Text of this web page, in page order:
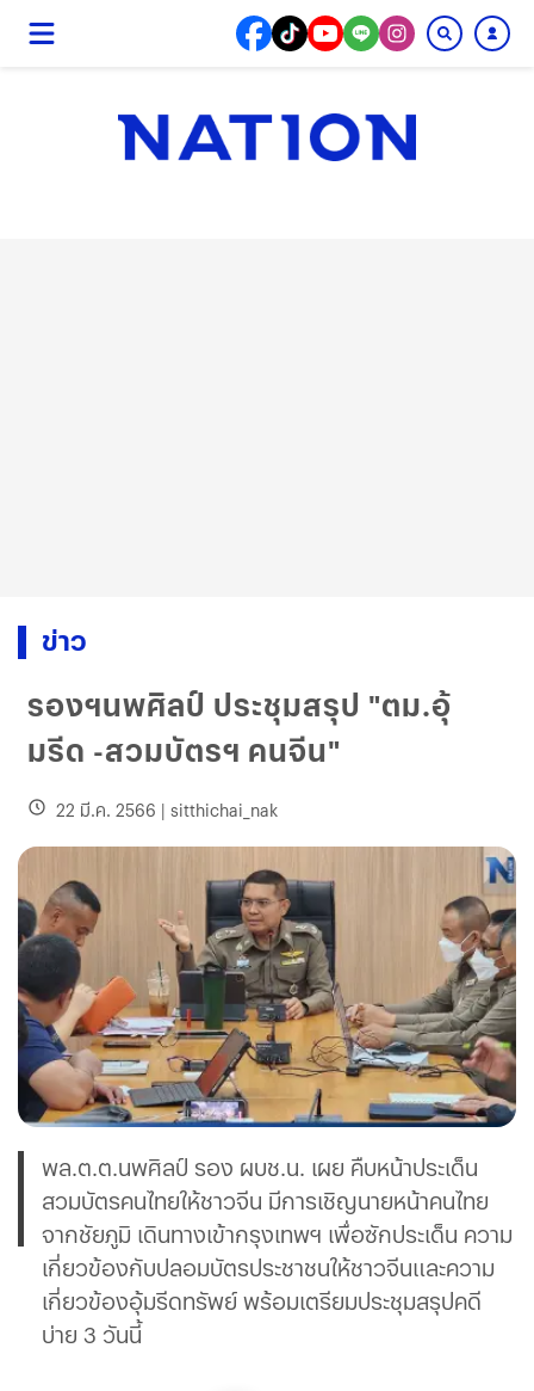
ข่าว
รองฯนพศิลป์ ประชุมสรุป "ตม.อุ้
มรีด -สวมบัตรฯ คนจีน"
22 มี.ค. 2566 | sitthichai_nak
พล.ต.ต.นพศิลป์ รอง ผบช.น. เผย คืบหน้าประเด็น
สวมบัตรคนไทยให้ชาวจีน มีการเชิญนายหน้าคนไทย
จากชัยภูมิ เดินทางเข้ากรุงเทพฯ เพื่อซักประเด็น ความ
เกี่ยวข้องกับปลอมบัตรประชาชนให้ชาวจีนและความ
เกี่ยวข้องอุ้มรีดทรัพย์ พร้อมเตรียมประชุมสรุปคดี
บ่าย 3 วันนี้